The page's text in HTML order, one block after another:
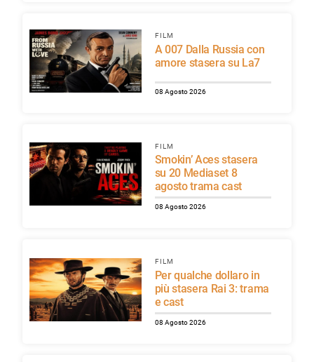
FILM
A 007 Dalla Russia con
amore stasera su La7
08 Agosto 2026
FILM
Smokin’ Aces stasera
su 20 Mediaset 8
agosto trama cast
08 Agosto 2026
FILM
Per qualche dollaro in
più stasera Rai 3: trama
e cast
08 Agosto 2026